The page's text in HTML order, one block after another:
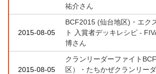
祐介さん
2015-08-05
BCF2015 (仙台地区)・エク
ト 入賞者デッキレシピ -
博さん
2015-08-05
クランリーダーファイト
区）・たちかぜクランリー